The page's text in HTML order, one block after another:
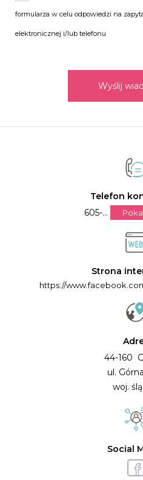
formularza w celu odpowiedzi na
elektronicznej i/lub telefonu
Wyślij
Telefon
605-...
Strona
https://
44-160
ul.
woj.
Social